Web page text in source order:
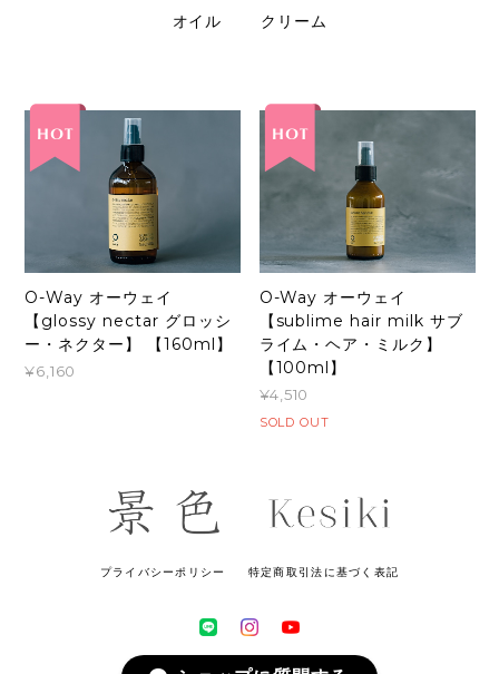
オイル クリーム
O-Way オーウェイ
【glossy nectar グロッシ
ー・ネクター】 【160ml】
¥6,160
O-Way オーウェイ
【sublime hair milk サブ
ライム・ヘア・ミルク】
【100ml】
¥4,510
SOLD OUT
プライバシーポリシー 特定商取引法に基づく表記